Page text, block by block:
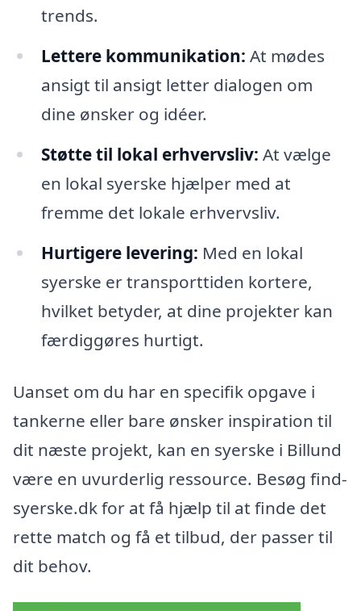
trends.
Lettere kommunikation: At mødes
ansigt til ansigt letter dialogen om
dine ønsker og idéer.
Støtte til lokal erhvervsliv: At vælge
en lokal syerske hjælper med at
fremme det lokale erhvervsliv.
Hurtigere levering: Med en lokal
syerske er transporttiden kortere,
hvilket betyder, at dine projekter kan
færdiggøres hurtigt.
Uanset om du har en specifik opgave i
tankerne eller bare ønsker inspiration til
dit næste projekt, kan en syerske i Billund
være en uvurderlig ressource. Besøg find-
syerske.dk for at få hjælp til at finde det
rette match og få et tilbud, der passer til
dit behov.